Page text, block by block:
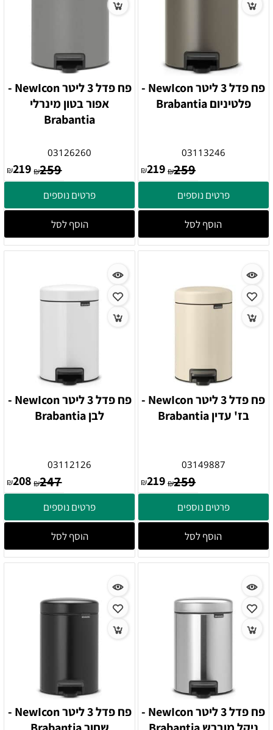
פח פדל 3 ליטר NewIcon -
פלטיניום Brabantia
03113246
₪259
₪219
פרטים נוספים
הוסף לסל
פח פדל 3 ליטר NewIcon -
אפור בטון מינרלי
Brabantia
03126260
₪259
₪219
פרטים נוספים
הוסף לסל
פח פדל 3 ליטר NewIcon -
בז' עדין Brabantia
03149887
₪259
₪219
פרטים נוספים
הוסף לסל
פח פדל 3 ליטר NewIcon -
לבן Brabantia
03112126
₪247
₪208
פרטים נוספים
הוסף לסל
פח פדל 3 ליטר NewIcon -
פח פדל 3 ליטר NewIcon -